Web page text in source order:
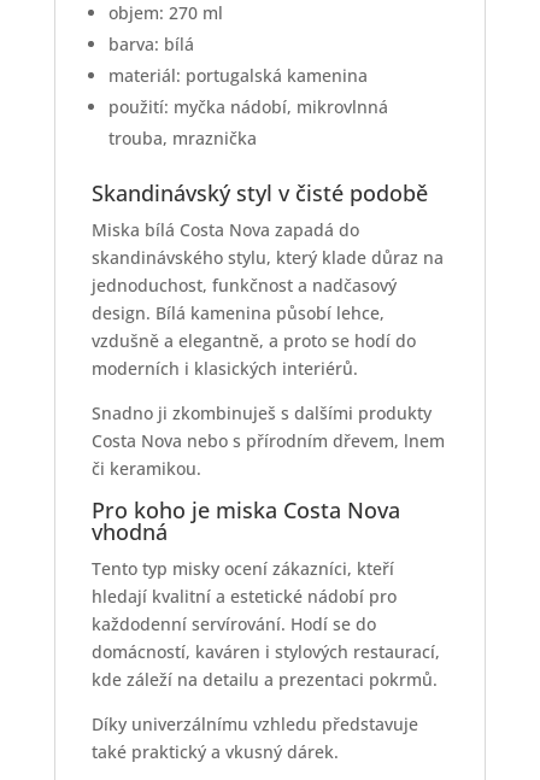
objem: 270 ml
barva: bílá
materiál: portugalská kamenina
použití: myčka nádobí, mikrovlnná
trouba, mraznička
Skandinávský styl v čisté podobě
Miska bílá Costa Nova zapadá do
skandinávského stylu, který klade důraz na
jednoduchost, funkčnost a nadčasový
design. Bílá kamenina působí lehce,
vzdušně a elegantně, a proto se hodí do
moderních i klasických interiérů.
Snadno ji zkombinuješ s dalšími produkty
Costa Nova nebo s přírodním dřevem, lnem
či keramikou.
Pro koho je miska Costa Nova
vhodná
Tento typ misky ocení zákazníci, kteří
hledají kvalitní a estetické nádobí pro
každodenní servírování. Hodí se do
domácností, kaváren i stylových restaurací,
kde záleží na detailu a prezentaci pokrmů.
Díky univerzálnímu vzhledu představuje
také praktický a vkusný dárek.